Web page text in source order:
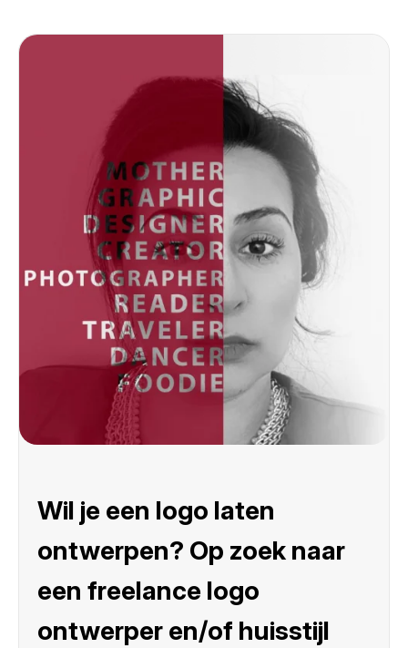
Wil je een logo laten
ontwerpen? Op zoek naar
een freelance logo
ontwerper en/of huisstijl